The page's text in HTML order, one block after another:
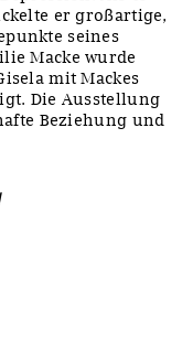
er großartige,
seines
Macke wurde
mit Mackes
Die Ausstellung
Beziehung und